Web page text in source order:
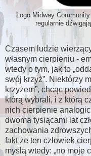
Logo Midway
regularnie
Czasem ludzie
własnym cierpieniu -
wtedy o tym, jak to
swój krzyż . Niektórzy
krzyżem , chcąc
którą wybrali, i z którą
nich cierpienie
dwoma tysiącami lat
zachowania
fakt że ten człowiek
myślą wtedy:
no moje